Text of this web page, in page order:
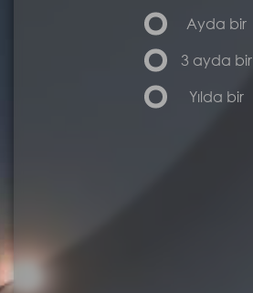
Ayda bir
3 ayda bir
Yılda bir